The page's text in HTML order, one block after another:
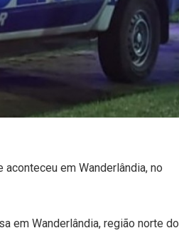
em Wanderlândia, no
em Wanderlândia, região norte do